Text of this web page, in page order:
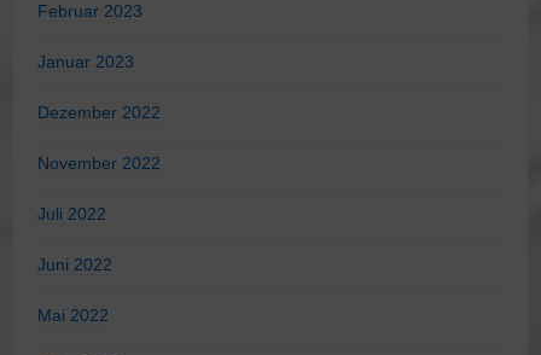
Februar 2023
Januar 2023
Dezember 2022
November 2022
Juli 2022
Juni 2022
Mai 2022